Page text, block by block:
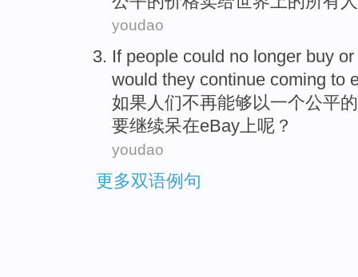
youdao
If people could no longer buy
would they continue coming to
如果 人们不再能够以一个公平的
要继续呆在eBay上呢？
youdao
更多双语例句